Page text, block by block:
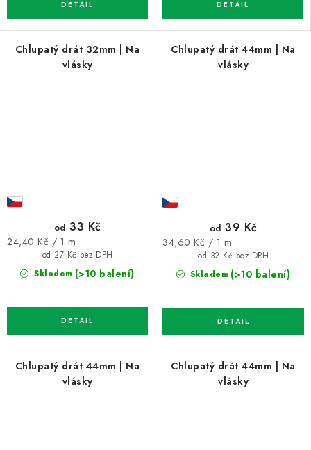
Chlupatý drát 32mm | Na
vlásky
Skladem (>10 balení)
od 27 Kč bez DPH
od 33 Kč
Měrná
24,40 Kč / 1 m
Chlupatý drát 44mm | Na
vlásky
Skladem (>10 balení)
od 32 Kč bez DPH
od 39 Kč
Měrná
34,60 Kč / 1 m
Chlupatý drát 44mm | Na
vlásky
Chlupatý drát 44mm | Na
vlásky